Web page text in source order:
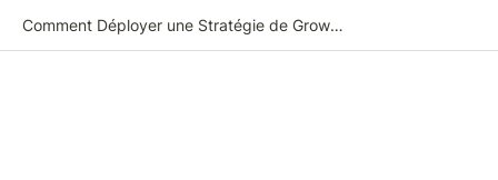
Comment Déployer une Stratégie de Growth Marketing